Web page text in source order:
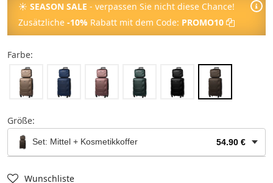
☀ SEASON SALE - verpassen Sie nicht diese Chance!
Zusätzliche -10% Rabatt mit dem Code: PROMO10
Farbe:
Größe:
Set: Mittel + Kosmetikkoffer 54.90 €
Wunschliste